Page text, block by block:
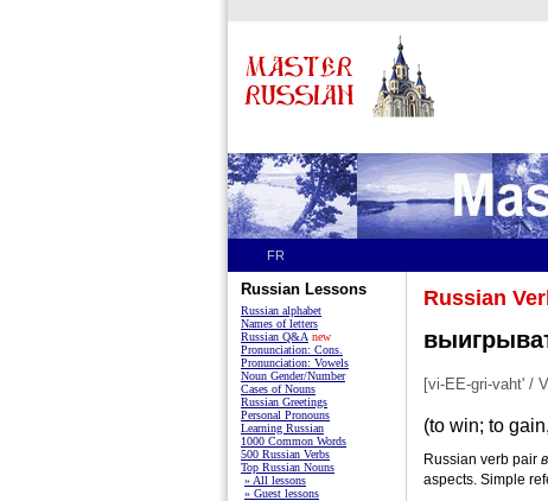
FR
Russian
[vi-EE-gri-vaht' /
(to win; to
Russian verb pair
aspects. Simple
Russian Lessons
Russian alphabet
Names of letters
Russian Q&A new
Pronunciation: Cons.
Pronunciation: Vowels
Noun Gender/Number
Cases of Nouns
Russian Greetings
Personal Pronouns
Learning Russian
1000 Common Words
500 Russian Verbs
Top Russian Nouns
» All lessons
» Guest lessons